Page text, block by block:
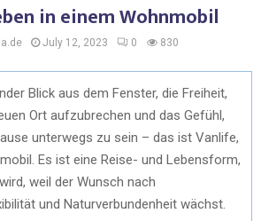
in einem Wohnmobil
July 12, 2023 0 830
Blick aus dem Fenster, die Freiheit,
Ort aufzubrechen und das Gefühl,
unterwegs zu sein – das ist Vanlife,
Es ist eine Reise- und Lebensform,
weil der Wunsch nach
und Naturverbundenheit wächst.